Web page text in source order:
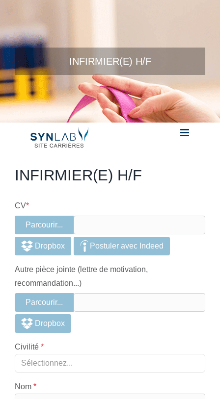
Skip to content
INFIRMIER(E) H/F
INFIRMIER(E) H/F
CV
Parcourir...
Dropbox Postuler avec Indeed
Autre pièce jointe (lettre de motivation,
recommandation...)
Parcourir...
Dropbox
Civilité
Sélectionnez...
Nom